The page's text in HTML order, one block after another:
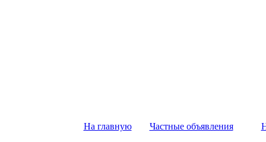
На главную Частные объявления